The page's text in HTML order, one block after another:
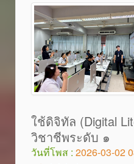
ใช้ดิจิทัล (Digital
วิชาชีพระดับ ๑
วันที่โพส : 2026-03-02